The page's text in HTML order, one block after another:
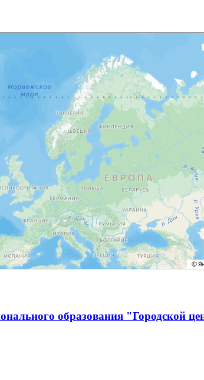
образования "Городской